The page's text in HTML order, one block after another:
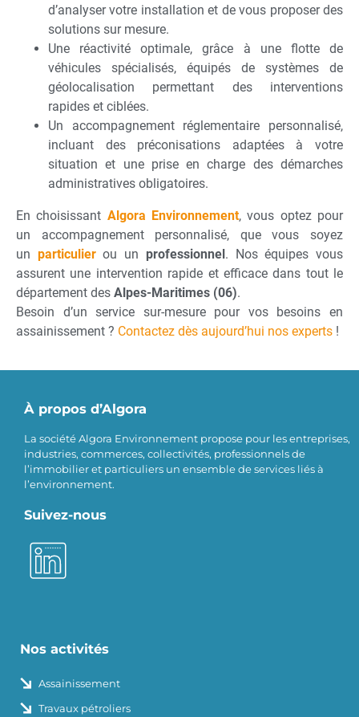
d’analyser votre installation et de vous proposer des
solutions sur mesure.
Une réactivité optimale, grâce à une flotte de
véhicules spécialisés, équipés de systèmes de
géolocalisation permettant des interventions
rapides et ciblées.
Un accompagnement réglementaire personnalisé,
incluant des préconisations adaptées à votre
situation et une prise en charge des démarches
administratives obligatoires.
En choisissant Algora Environnement, vous optez pour
un accompagnement personnalisé, que vous soyez
un particulier ou un professionnel. Nos équipes vous
assurent une intervention rapide et efficace dans tout le
département des Alpes-Maritimes (06).
Besoin d’un service sur-mesure pour vos besoins en
assainissement ? Contactez dès aujourd’hui nos experts !
À propos d’Algora
La société Algora Environnement propose pour les entreprises,
industries, commerces, collectivités, professionnels de
l’immobilier et particuliers un ensemble de services liés à
l’environnement.
Suivez-nous
Nos activités
Assainissement
Travaux pétroliers